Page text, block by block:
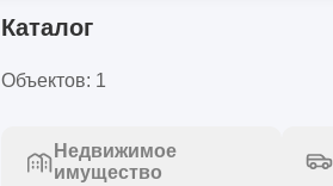
Каталог
Объектов: 1
Недвижимое
имущество